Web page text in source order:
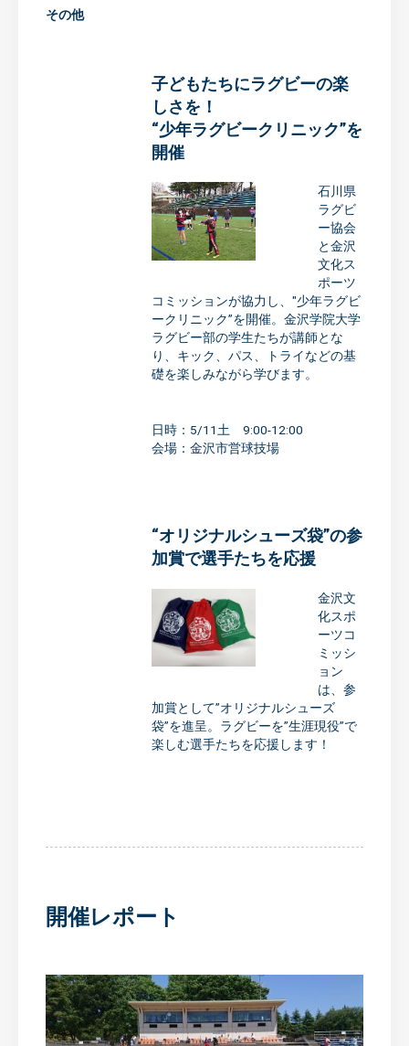
その他
子どもたちにラグビーの楽
しさを！
“少年ラグビークリニック”を
開催
石川県
ラグビ
ー協会
と金沢
文化ス
ポーツ
コミッションが協力し、"少年ラグビ
ークリニック”を開催。金沢学院大学
ラグビー部の学生たちが講師とな
り、キック、パス、トライなどの基
礎を楽しみながら学びます。
日時：5/11土 9:00-12:00
会場：金沢市営球技場
“オリジナルシューズ袋”の参
加賞で選手たちを応援
金沢文
化スポ
ーツコ
ミッシ
ョン
は、参
加賞として”オリジナルシューズ
袋”を進呈。ラグビーを”生涯現役”で
楽しむ選手たちを応援します！
開催レポート